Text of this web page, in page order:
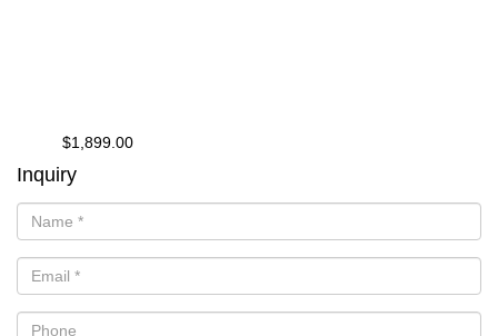
$1,899.00
Inquiry